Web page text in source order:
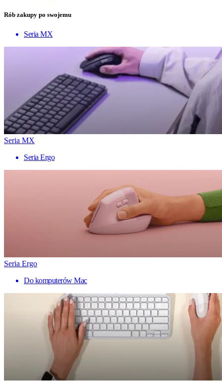
Rób zakupy po swojemu
Seria MX
Seria MX
Seria Ergo
Seria Ergo
Do komputerów Mac